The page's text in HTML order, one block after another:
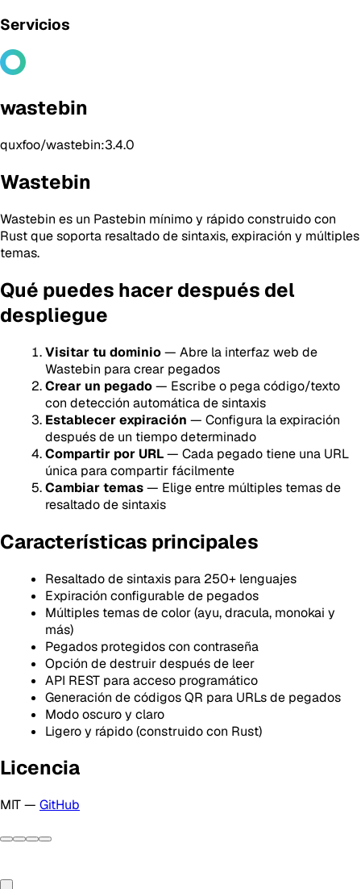
Servicios
wastebin
quxfoo/wastebin:3.4.0
Wastebin
Wastebin es un Pastebin mínimo y rápido construido con
Rust que soporta resaltado de sintaxis, expiración y múltiples
temas.
Qué puedes hacer después del
despliegue
Visitar tu dominio— Abre la interfaz web de
Wastebin para crear pegados
Crear un pegado— Escribe o pega código/texto
con detección automática de sintaxis
Establecer expiración — Configura la expiración
después de un tiempo determinado
Compartir por URL— Cada pegado tiene una URL
única para compartir fácilmente
Cambiar temas— Elige entre múltiples temas de
resaltado de sintaxis
Características principales
Resaltado de sintaxis para 250+ lenguajes
Expiración configurable de pegados
Múltiples temas de color (ayu, dracula, monokai y
más)
Pegados protegidos con contraseña
Opción de destruir después de leer
API REST para acceso programático
Generación de códigos QR para URLs de pegados
Modo oscuro y claro
Ligero y rápido (construido con Rust)
Licencia
MIT — GitHub